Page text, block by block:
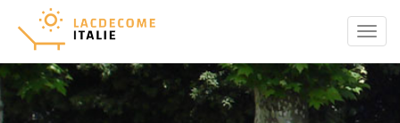
Menu